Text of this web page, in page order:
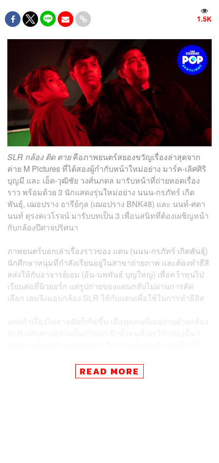
1.5K
SLR กล้อง ติด ตายคือภาพยนตร์สยองขวัญเรื่องล่าสุดจาก
ค่าย M Pictures ที่ได้สองผู้กำกับหน้าใหม่อย่าง มาร์ค-เลิศศิริ
บุญมี และ เอ็ด-วุฒิชัย วงศ์นภดล มารับหน้าที่ถ่ายทอดเรื่อง
ราว พร้อมด้วย 3 นักแสดงรุ่นใหม่อย่าง นนน-กรภัทร์ เกิด
พันธุ์, เฌอปราง อารีย์กุล (เฌอปราง BNK48) และ นนท์-ศดา
นนท์ ดุรงคเวโรจน์ มารับบทเป็น 3 เพื่อนสนิทที่ต้องเผชิญหน้า
กับกล้องปีศาจปริศนา
ภาพยนตร์บอกเล่าเรื่องราวของ แดน (นนน-กรภัทร์ เกิดพันธุ์)
นักศึกษาหนุ่มที่กำลังเรียนอยู่ในสาขาถ่ายภาพ และต้องทำธีสิ
สส่งให้กับอาจารย์เอม (อ้น-นพพันธ์ บุญใหญ่) เพื่อคว้าทุนไป
เรียนต่อที่นิวยอร์ก แต่รูปถ่ายของแดนกลับไม่ผ่านการคัด
เลือก เอมจึงมอบกล้อง SLR ให้กับแดนเพื่อใช้ในการทำธีสิส
แต่แล้วเรื่องไม่คาดฝันก็เกิดขึ้น เมื่อทุกคนที่เอมถ่ายด้วยกล้อง
เกรท (นนท์-ศดานนท์ ดุรงคเวโรจน์) เพื่อนสนิท ต้องเผชิญกับ
เหตุการณ์ประหลาดที่จะนำพวกเขาไปสู่ความตาย
READ MORE